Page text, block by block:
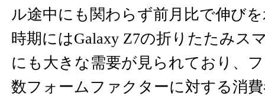
ル途中にも関わらず前月比で伸び
時期にはGalaxy Z7の折りたたみス
にも大きな需要が見られており、
数フォームファクターに対する消